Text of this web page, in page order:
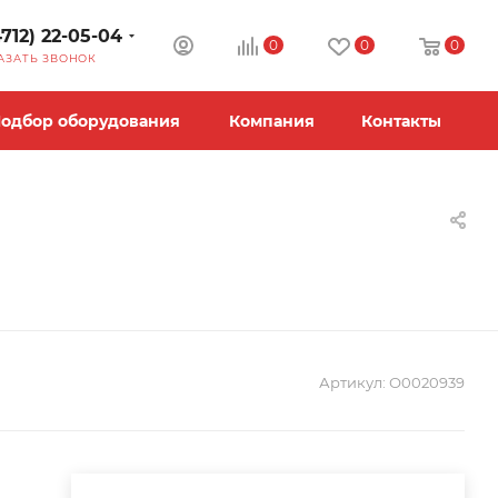
22-05-04
ЗВОНОК
0 0 0
оборудования Компания Контакты
Артикул: О0020939